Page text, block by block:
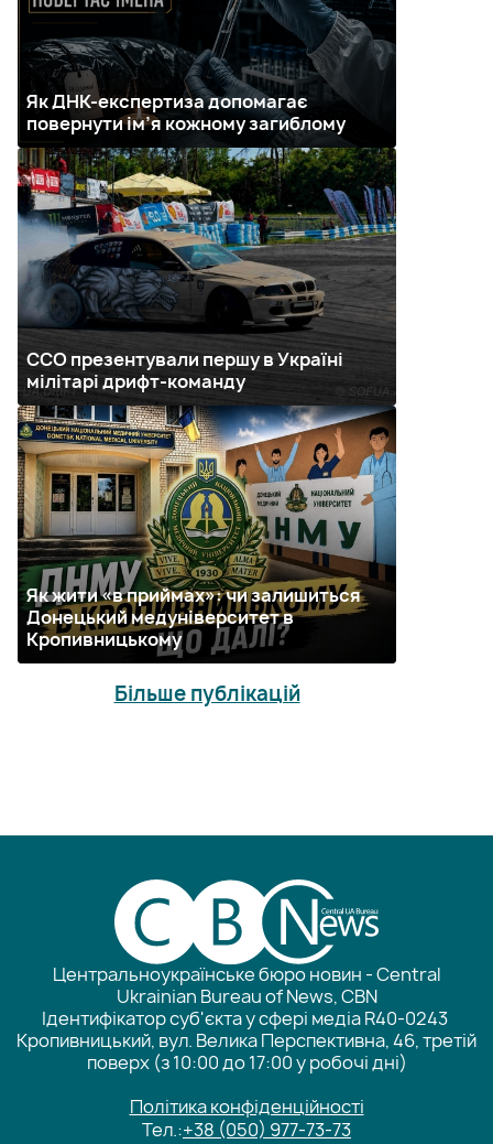
Як ДНК-експертиза допомагає
повернути ім’я кожному загиблому
ССО презентували першу в Україні
мілітарі дрифт-команду
Як жити «в приймах»: чи залишиться
Донецький медуніверситет в
Кропивницькому
Більше публікацій
Центральноукраїнське бюро новин - Central
Ukrainian Bureau of News, CBN
Ідентифікатор суб'єкта у сфері медіа R40-0243
Кропивницький, вул. Велика Перспективна, 46, третій
поверх (з 10:00 до 17:00 у робочі дні)
Політика конфіденційності
Тел.:+38 (050) 977-73-73